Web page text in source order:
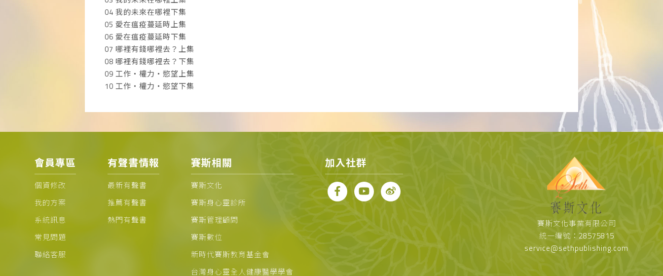
04 我的未來在哪裡下集
05 愛在瘟疫蔓延時上集
06 愛在瘟疫蔓延時下集
07 哪裡有錢哪裡去？上集
08 哪裡有錢哪裡去？下集
09 工作‧權力‧慾望上集
10 工作‧權力‧慾望下集
會員專區
個資修改
我的方案
系統訊息
常見問題
聯絡客服
有聲書情報
最新有聲書
推薦有聲書
熱門有聲書
賽斯相關
賽斯文化
賽斯身心靈診所
賽斯管理顧問
賽斯數位
新時代賽斯教育基金會
台灣身心靈全人健康醫學學會
加入社群
賽斯文化事業有限公司
統一編號：28575815
service@sethpublishing.com